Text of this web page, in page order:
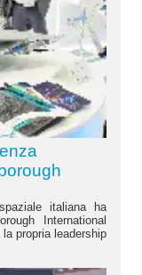
italiana ha
International
propria leadership